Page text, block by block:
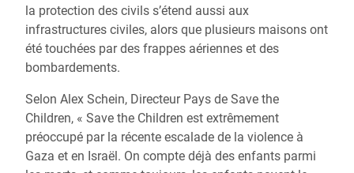
la protection des civils s’étend aussi aux
infrastructures civiles, alors que plusieurs maisons ont
été touchées par des frappes aériennes et des
bombardements.
Selon Alex Schein, Directeur Pays de Save the
Children, « Save the Children est extrêmement
préoccupé par la récente escalade de la violence à
Gaza et en Israël. On compte déjà des enfants parmi